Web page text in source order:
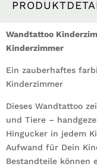
für
die
Menge
Wandtattoo
Kinderzimmer
Ein zauberhaftes
Kinderzimmer
Dieses Wandtattoo
und Tiere –
Hingucker in jedem
Aufwand für Dein
Bestandteile können